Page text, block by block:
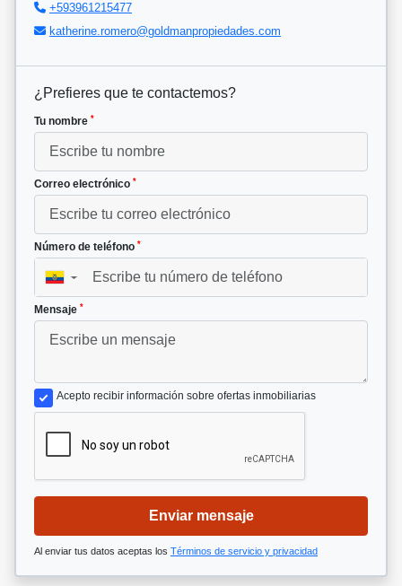
+593961215477
katherine.romero@goldmanpropiedades.com
¿Prefieres que te contactemos?
Tu nombre *
Correo electrónico *
Número de teléfono *
▼
Mensaje *
Acepto recibir información sobre ofertas inmobiliarias
Enviar mensaje
Al enviar tus datos aceptas los Términos de servicio y privacidad